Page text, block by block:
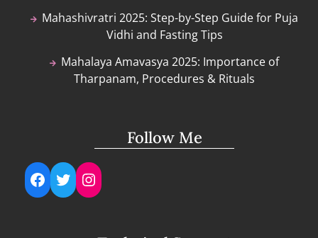
Mahashivratri 2025: Step-by-Step Guide for Puja
Vidhi and Fasting Tips
Mahalaya Amavasya 2025: Importance of
Tharpanam, Procedures & Rituals
Follow Me
Facebook
TwitterInstagram